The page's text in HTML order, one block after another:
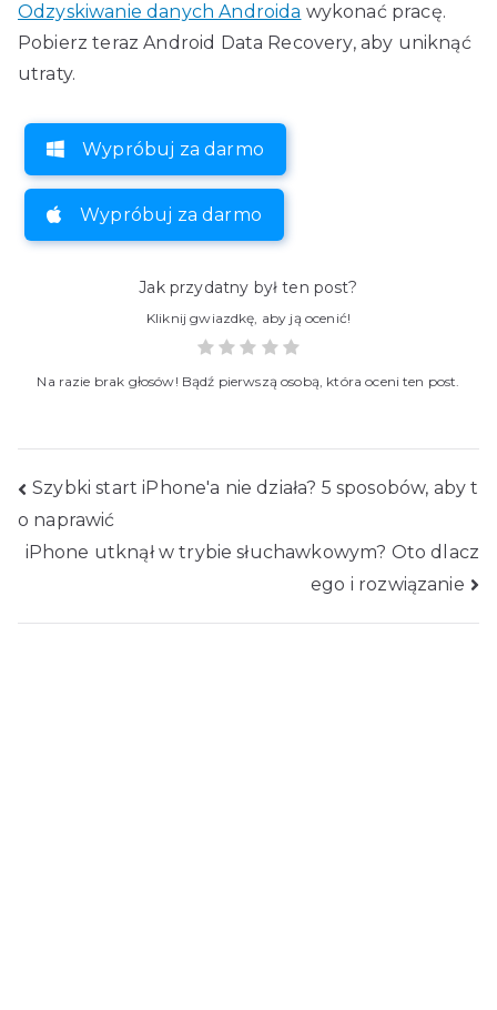
Odzyskiwanie danych Androida wykonać pracę.
Pobierz teraz Android Data Recovery, aby uniknąć
utraty.
Wypróbuj za darmo
Wypróbuj za darmo
Jak przydatny był ten post?
Kliknij gwiazdkę, aby ją ocenić!
Na razie brak głosów! Bądź pierwszą osobą, która oceni ten post.
Nawigacja
po
Szybki start iPhone'a nie działa? 5 sposobów, aby t
o naprawić
iPhone utknął w trybie słuchawkowym? Oto dlacz
ego i rozwiązanie